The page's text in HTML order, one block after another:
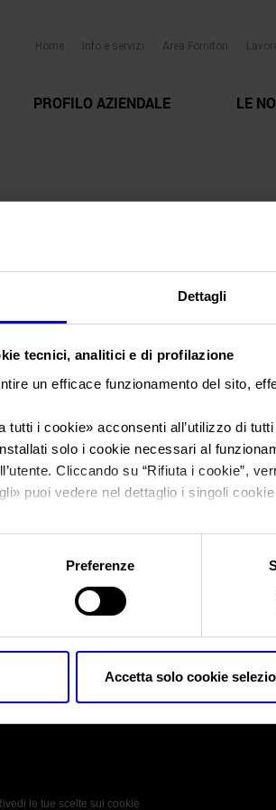
Dettagli
tecnici, analitici e di profilazione
un efficace funzionamento del sito,
tutti i cookie» acconsenti all’utilizzo di
solo i cookie necessari al
Cliccando su “Rifiuta i cookie”,
» puoi vedere nel dettaglio i singoli
sulla privacy.
Preferenze
Accetta solo cookie
Home Info e servizi Area Fornitori
PROFILO AZIENDALE LE
Sei in:Legno&Edilizia 2019>
legnoedilizia-2019
le tue scelte sui cookie